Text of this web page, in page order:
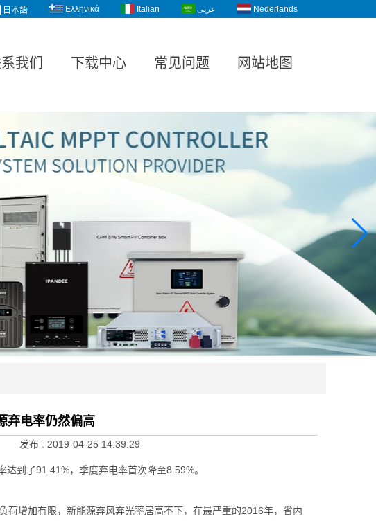
日本語 Ελληνικά Italian عربى Nederlands
我们 下载中心 常见问题 网站地图
弃电率仍然偏高
发布 : 2019-04-25 14:39:29
到了91.41%，季度弃电率首次降至8.59%。
荷增加有限，新能源弃风弃光率居高不下，在最严重的2016年，省内